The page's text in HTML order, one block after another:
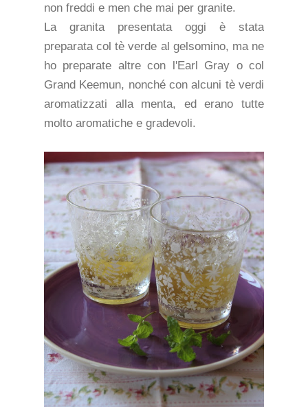
non freddi e men che mai per granite.
La granita presentata oggi è stata
preparata col tè verde al gelsomino, ma ne
ho preparate altre con l'Earl Gray o col
Grand Keemun, nonché con alcuni tè verdi
aromatizzati alla menta, ed erano tutte
molto aromatiche e gradevoli.